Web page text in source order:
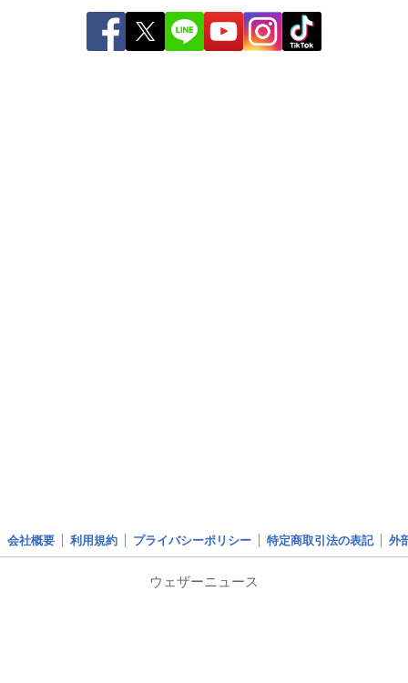
会社概要 利用規約 プライバシーポリシー 特定商取引法の表記 外
ウェザーニュース